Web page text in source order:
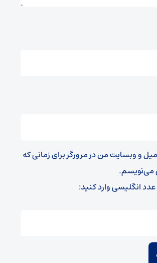
و وبسایت من در مرورگر برای زمانی که
می‌نویسم.
عدد انگلیسی وارد کنید: